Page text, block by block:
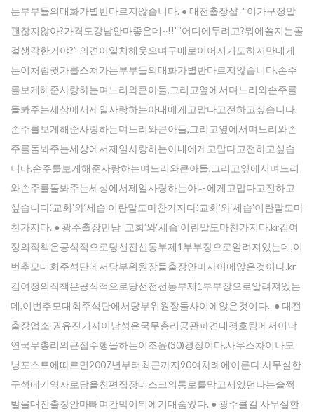
는부부들의대화가별반다르지않습니다. ● 대전 출장샵 “이가구정말
괜찮지않아?가격도강남안마좋은데~!!””어디에두려고?뭐에쓸지는콜
걸생각한거야?” 의견이일치해웃으며구매로이어지기도하지만대게
는이처럼귓가를스쳐가는부부들의대화가별반다르지않습니다.손주
를보게해준사랑하는며느리와큰아들,그리고옆에서며느리와손주를
돌봐주는세상에서제일사랑하는아내에게고맙다고전하고싶습니다.
손주를보게해준사랑하는며느리와큰아들,그리고옆에서며느리와손
주를돌봐주는세상에서제일사랑하는아내에게고맙다고전하고싶습
니다.손주를보게해준사랑하는며느리와큰아들,그리고옆에서며느리
와손주를돌봐주는세상에서제일사랑하는아내에게고맙다고전하고
싶습니다.‘교회’와‘세습’이란말도마찬가지다.‘교회’와‘세습’이란말도마
찬가지다. ● 광주출장만남 ‘교회’와‘세습’이란말도마찬가지다.kr김여
정의직책은공식적으로당선전선동부제1부부장으로알려져있는데,이
번추모대회주석단에서당부위원장들출장안마사이에앉은것이다.kr
김여정의직책은공식적으로당선전선동부제1부부장으로알려져있는
데,이번추모대회주석단에서당부위원장들사이에앉은것이다.. ● 대전
출장업소 권유진기자이남성은국무총리공관파견대경호팀에서이낙
연국무총리의근접수행을하는이조윤(30)경장이다.사우스차이나모
닝포스트에따르면2007년부터최근까지90여차례에이른다.사무실한
구석에기역자로담을친편집장데스크의통로를막고서있던나는슬쩍
발을대전출장안마빼며칸막이뒤에기대숨었다. ● 광주콜걸 사무실한